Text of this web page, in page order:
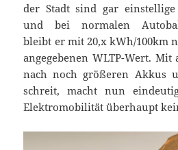
der Stadt sind gar
und bei normalen
bleibt er mit 20,x kWh/100km
angegebenen WLTP-Wert.
nach noch größeren Akkus
schreit, macht nun
Elektromobilität überhaupt